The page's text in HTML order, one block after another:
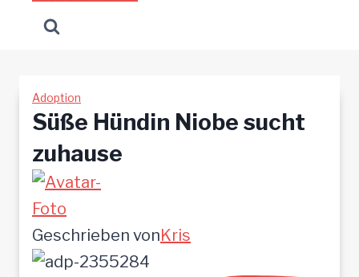
Adoption
Süße Hündin Niobe sucht
zuhause
Geschrieben vonKris